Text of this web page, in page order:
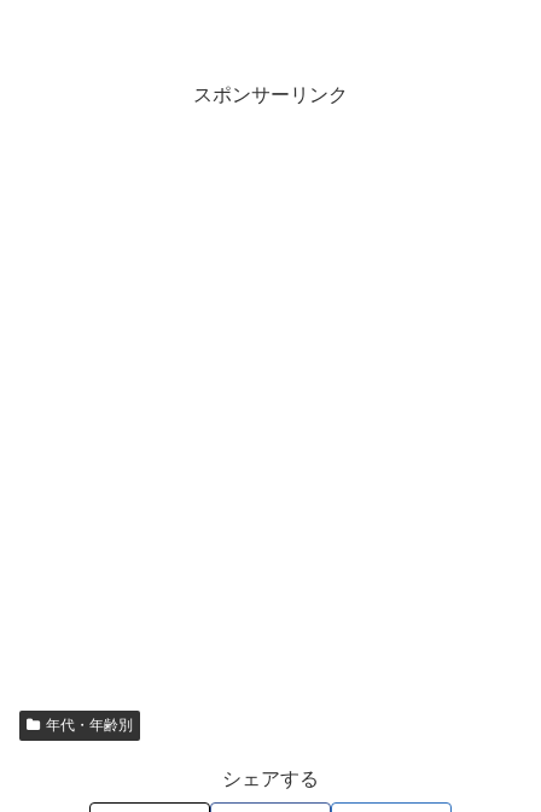
スポンサーリンク
年代・年齢別
シェアする